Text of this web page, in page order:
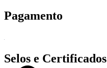
Pagamento
Selos e Certificados